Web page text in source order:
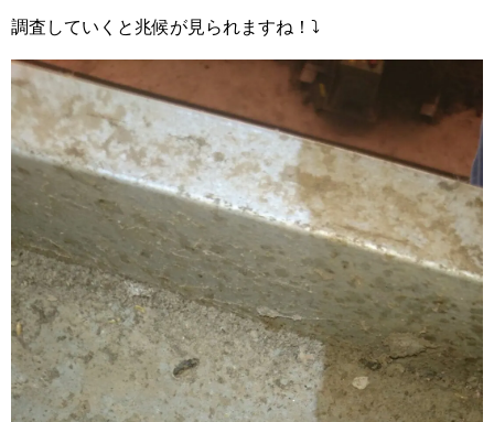
調査していくと兆候が見られますね！⤵